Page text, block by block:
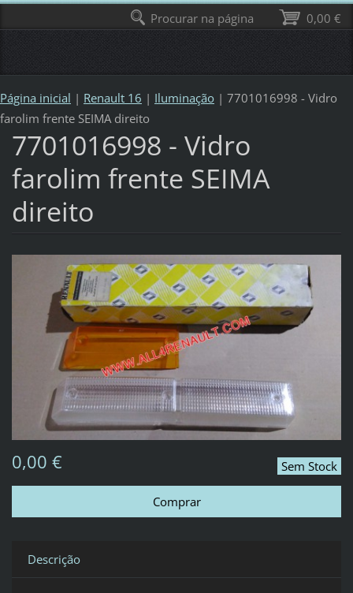
Página inicial | Renault 16 | Iluminação | 7701016998 - Vidro
farolim frente SEIMA direito
7701016998 - Vidro
farolim frente SEIMA
direito
Sem Stock
0,00 €
Descrição
0,00 €
Procurar na página